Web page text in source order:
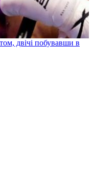
двічі побувавши в